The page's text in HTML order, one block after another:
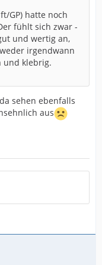
GP) hatte noch
fühlt sich zwar -
und wertig an,
irgendwann
und klebrig.
sehen ebenfalls
aus